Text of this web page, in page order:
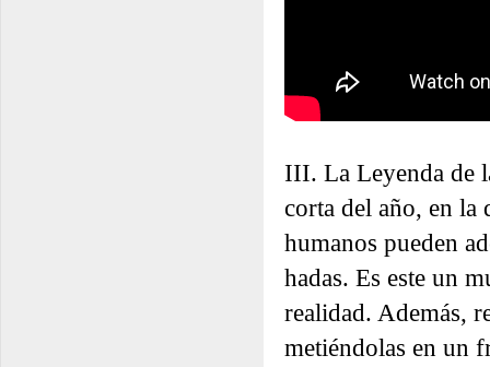
III. La Leyenda de
corta del año, en la
humanos pueden
hadas. Es este un
realidad. Además,
metiéndolas en un